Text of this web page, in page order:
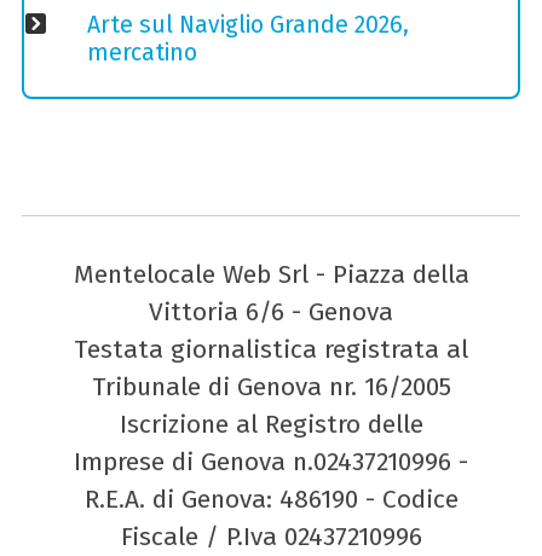
Arte sul Naviglio Grande 2026,
mercatino
Mentelocale Web Srl - Piazza della
Vittoria 6/6 - Genova
Testata giornalistica registrata al
Tribunale di Genova nr. 16/2005
Iscrizione al Registro delle
Imprese di Genova n.02437210996 -
R.E.A. di Genova: 486190 - Codice
Fiscale / P.Iva 02437210996